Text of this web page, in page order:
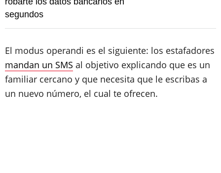
segundos
El modus operandi es el siguiente: los estafadores
mandan un SMS al objetivo explicando que es un
familiar cercano y que necesita que le escribas a
un nuevo número, el cual te ofrecen.